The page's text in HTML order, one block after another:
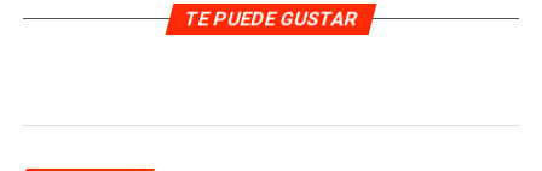
TE PUEDE GUSTAR